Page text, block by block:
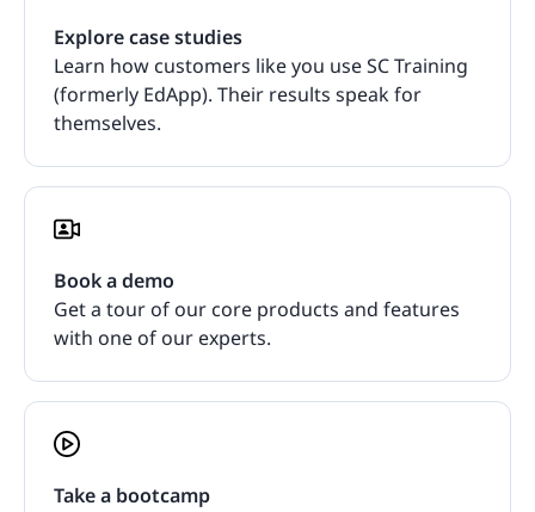
Explore case studies
Learn how customers like you use SC Training
(formerly EdApp). Their results speak for
themselves.
Book a demo
Get a tour of our core products and features
with one of our experts.
Take a bootcamp